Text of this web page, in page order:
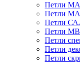
Петли
Петли
Петли
Петли
Петли
Петли
Петли